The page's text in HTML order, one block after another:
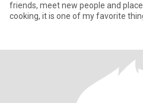
friends, meet new people and
cooking, it is one of my favorite